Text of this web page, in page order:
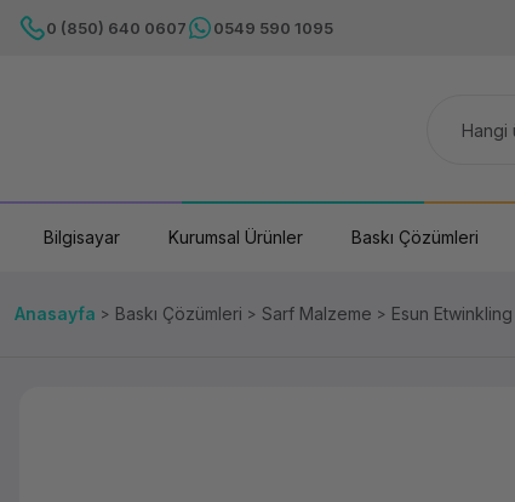
0 (850) 640 0607 0549 590 1095
Bilgisayar Kurumsal Ürünler Baskı Çözümleri
Anasayfa Baskı Çözümleri Sarf Malzeme Esun